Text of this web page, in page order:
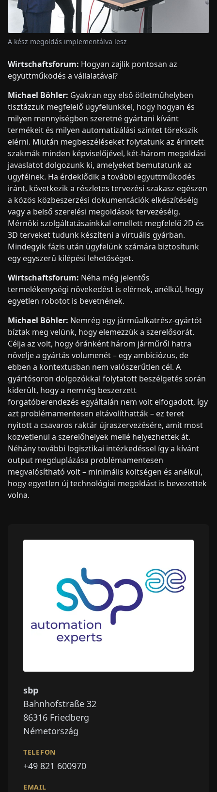
A kész megoldás implementálva lesz
Wirtschaftsforum: Hogyan zajlik pontosan az
együttműködés a vállalatával?
Michael Böhler: Gyakran egy első ötletműhelyben
tisztázzuk megfelelő ügyfelünkkel, hogy hogyan és
milyen mennyiségben szeretné gyártani kívánt
termékeit és milyen automatizálási szintet törekszik
elérni. Miután megbeszéléseket folytatunk az érintett
szakmák minden képviselőjével, két-három megoldási
javaslatot dolgozunk ki, amelyeket bemutatunk az
ügyfélnek. Ha érdeklődik a további együttműködés
iránt, következik a részletes tervezési szakasz egészen
a közös közbeszerzési dokumentációk elkészítéséig
vagy a belső szerelési megoldások tervezéséig.
Mérnöki szolgáltatásainkkal emellett megfelelő 2D és
3D terveket tudunk készíteni a virtuális gyárban.
Mindegyik fázis után ügyfelünk számára biztosítunk
egy egyszerű kilépési lehetőséget.
Wirtschaftsforum: Néha még jelentős
termelékenységi növekedést is elérnek, anélkül, hogy
egyetlen robotot is bevetnének.
Michael Böhler: Nemrég egy járműalkatrész-gyártót
bíztak meg velünk, hogy elemezzük a szerelősorát.
Célja az volt, hogy óránként három járműről hatra
növelje a gyártás volumenét – egy ambiciózus, de
ebben a kontextusban nem valószerűtlen cél. A
gyártósoron dolgozókkal folytatott beszélgetés során
kiderült, hogy a nemrég beszerzett
forgatóberendezés egyáltalán nem volt elfogadott, így
azt problémamentesen eltávolíthatták – ez teret
nyitott a csavaros raktár újraszervezésére, amit most
közvetlenül a szerelőhelyek mellé helyezhettek át.
Néhány további logisztikai intézkedéssel így a kívánt
output megduplázása problémamentesen
megvalósítható volt – minimális költségen és anélkül,
hogy egyetlen új technológiai megoldást is bevezettek
volna.
sbp
Bahnhofstraße 32
86316 Friedberg
Németország
TELEFON
+49 821 600970
EMAIL